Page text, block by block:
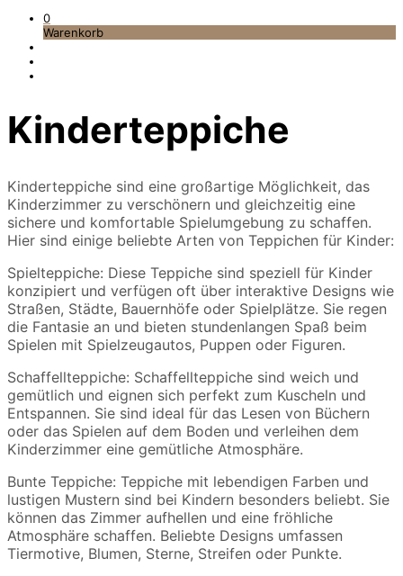
0
Warenkorb
Kinderteppiche
Kinderteppiche sind eine großartige Möglichkeit, das
Kinderzimmer zu verschönern und gleichzeitig eine
sichere und komfortable Spielumgebung zu schaffen.
Hier sind einige beliebte Arten von Teppichen für Kinder:
Spielteppiche: Diese Teppiche sind speziell für Kinder
konzipiert und verfügen oft über interaktive Designs wie
Straßen, Städte, Bauernhöfe oder Spielplätze. Sie regen
die Fantasie an und bieten stundenlangen Spaß beim
Spielen mit Spielzeugautos, Puppen oder Figuren.
Schaffellteppiche: Schaffellteppiche sind weich und
gemütlich und eignen sich perfekt zum Kuscheln und
Entspannen. Sie sind ideal für das Lesen von Büchern
oder das Spielen auf dem Boden und verleihen dem
Kinderzimmer eine gemütliche Atmosphäre.
Bunte Teppiche: Teppiche mit lebendigen Farben und
lustigen Mustern sind bei Kindern besonders beliebt. Sie
können das Zimmer aufhellen und eine fröhliche
Atmosphäre schaffen. Beliebte Designs umfassen
Tiermotive, Blumen, Sterne, Streifen oder Punkte.